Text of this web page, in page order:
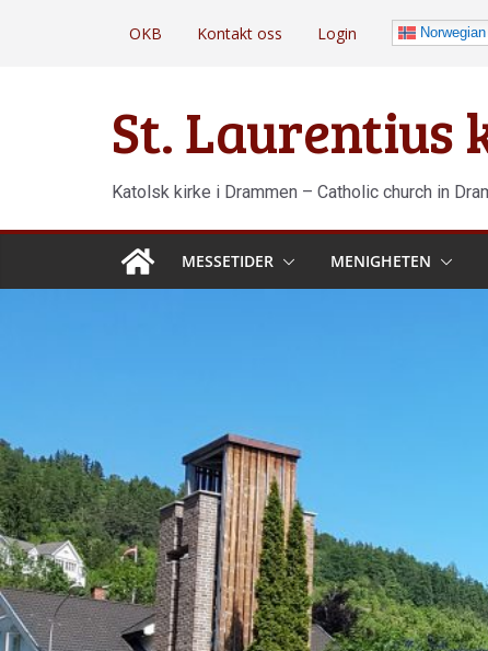
OKB Kontakt oss Login Norwegian
St. Laurentius
Katolsk kirke i Drammen – Catholic church in
MESSETIDER MENIGHETEN